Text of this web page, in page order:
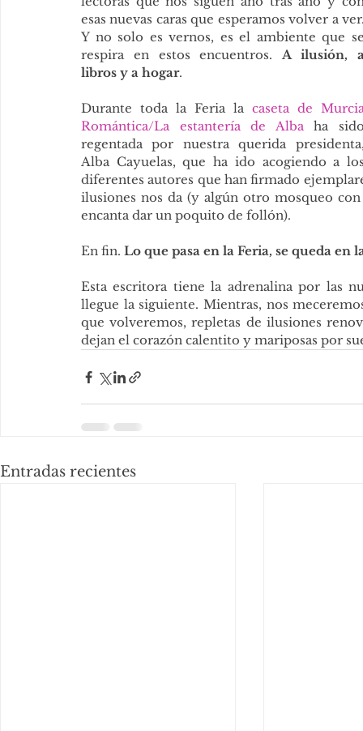
esas nuevas caras que esperamos volver a
Y no solo es vernos, es el ambiente que
respira en estos encuentros. A ilusión,
libros y a hogar.
Durante toda la Feria la caseta de
Romántica/La estantería de Alba ha
regentada por nuestra querida
Alba Cayuelas, que ha ido acogiendo a
diferentes autores que han firmado
ilusiones nos da (y algún otro mosqueo
encanta dar un poquito de follón).
En fin. Lo que pasa en la Feria, se queda en
Esta escritora tiene la adrenalina por las
llegue la siguiente. Mientras, nos
que volveremos, repletas de ilusiones
dejan el corazón calentito y mariposas por
Entradas recientes